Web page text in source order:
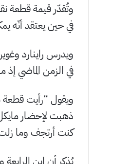
في حين يعتقد أنّه
ويدرس راينارد
في الزمن الماضي
ويقول “رأيت قطعة
ذهبت لإحضار
كنت أرتجف وما